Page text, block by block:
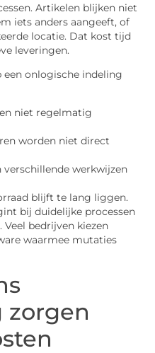
Artikelen blijken niet
iets anders aangeeft, of
locatie. Dat kost tijd
leveringen.
een onlogische indeling
niet regelmatig
worden niet direct
verschillende werkwijzen
blijft te lang liggen.
bij duidelijke processen
Veel bedrijven kiezen
waarmee mutaties